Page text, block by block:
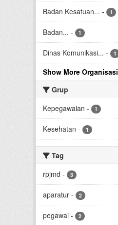
Badan Kesatuan... - 1
Badan... - 1
Dinas Komunikasi... - 1
Show More Organisasi
Grup
Kepegawaian - 1
Kesehatan - 1
Tag
rpjmd - 3
aparatur - 2
pegawai - 2